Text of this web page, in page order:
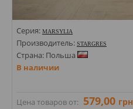
Серия: MARSYLIA
Производитель: STARGRES
Страна: Польша
В наличии
Цена товаров от: 579,00 грн